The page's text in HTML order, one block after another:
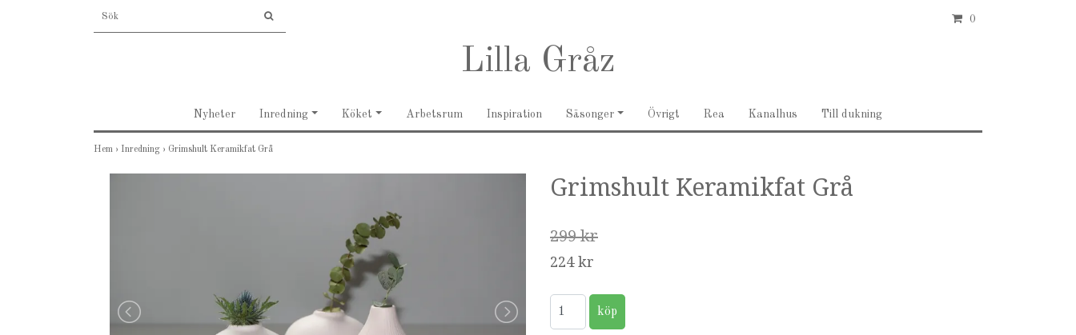
0
Lilla Gråz
Nyheter Inredning Köket Arbetsrum Inspiration Säsonger Övrigt Rea Kanalhus Till dukning
Hem › Inredning › Grimshult Keramikfat Grå
Grimshult Keramikfat Grå
299 kr
224 kr